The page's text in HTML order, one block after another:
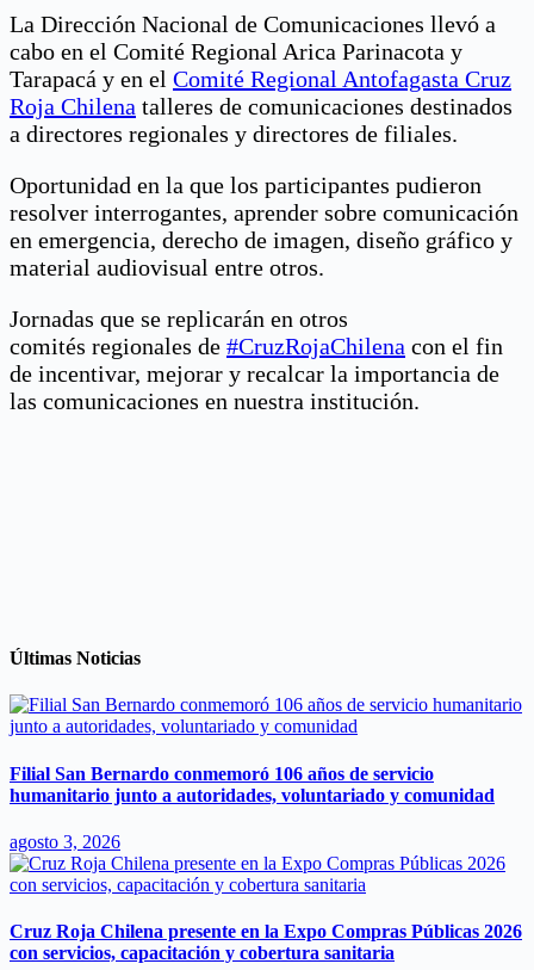
La Dirección Nacional de Comunicaciones llevó a
cabo en el Comité Regional Arica Parinacota y
Tarapacá y en el Comité Regional Antofagasta Cruz
Roja Chilena talleres de comunicaciones destinados
a directores regionales y directores de filiales.
Oportunidad en la que los participantes pudieron
resolver interrogantes, aprender sobre comunicación
en emergencia, derecho de imagen, diseño gráfico y
material audiovisual entre otros.
Jornadas que se replicarán en otros
comités regionales de #CruzRojaChilena con el fin
de incentivar, mejorar y recalcar la importancia de
las comunicaciones en nuestra institución.
Últimas Noticias
Filial San Bernardo conmemoró 106 años de servicio
humanitario junto a autoridades, voluntariado y comunidad
agosto 3, 2026
Cruz Roja Chilena presente en la Expo Compras Públicas 2026
con servicios, capacitación y cobertura sanitaria